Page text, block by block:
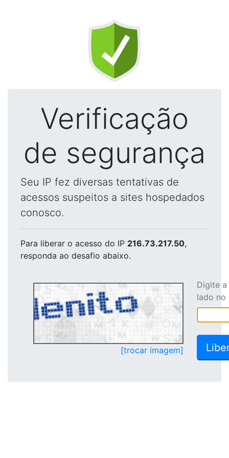
Verificação
de segurança
Seu IP fez diversas tentativas de
acessos suspeitos a sites hospedados
conosco.
Para liberar o acesso do IP 216.73.217.50,
responda ao desafio abaixo.
[trocar imagem]
Digite
lado no